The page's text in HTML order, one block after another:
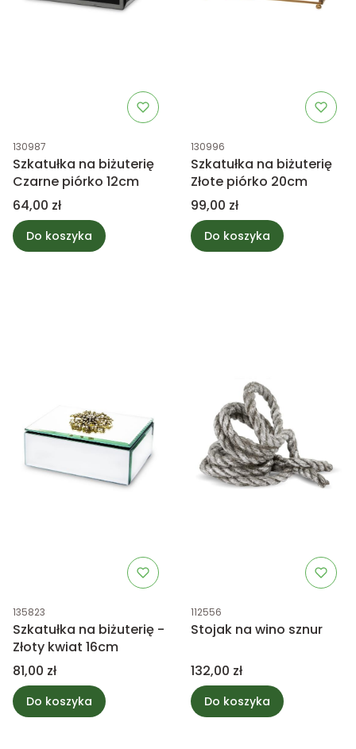
Kod produktu
130987
Szkatułka na biżuterię
Czarne piórko 12cm
Cena
64,00 zł
Do koszyka
Kod produktu
130996
Szkatułka na biżuterię
Złote piórko 20cm
Cena
99,00 zł
Do koszyka
Kod produktu
135823
Szkatułka na biżuterię -
Złoty kwiat 16cm
Cena
81,00 zł
Do koszyka
Kod produktu
112556
Stojak na wino sznur
Cena
132,00 zł
Do koszyka